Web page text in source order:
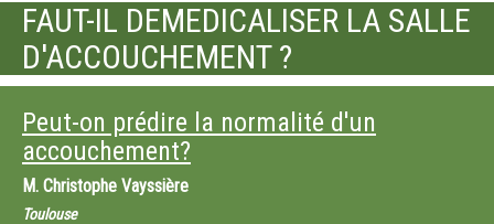
FAUT-IL DEMEDICALISER LA SALLE
D'ACCOUCHEMENT ?
Peut-on prédire la normalité d'un
accouchement?
M. Christophe Vayssière
Toulouse